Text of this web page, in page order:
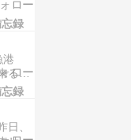
立派
うも
動。
。そ
量感
き！
ら、
イ
た。
録
港
るは
か？
ない
匹
釣
録
日、